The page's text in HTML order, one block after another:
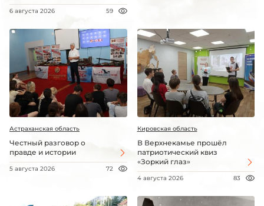
6 августа 2026 59
Астраханская область
Честный разговор о
правде и истории
5 августа 2026 72
Кировская область
В Верхнекамье прошёл
патриотический квиз
«Зоркий глаз»
4 августа 2026 83